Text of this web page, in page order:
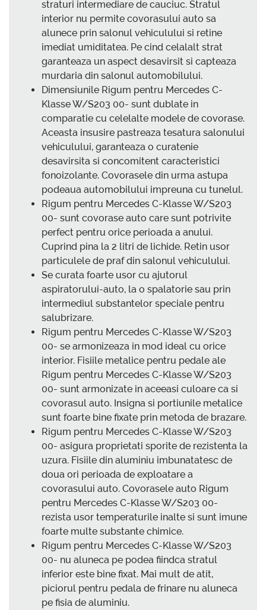
straturi intermediare de cauciuc. Stratul
interior nu permite covorasului auto sa
alunece prin salonul vehiculului si retine
imediat umiditatea. Pe cind celalalt strat
garanteaza un aspect desavirsit si capteaza
murdaria din salonul automobilului.
Dimensiunile Rigum pentru Mercedes C-
Klasse W/S203 00- sunt dublate in
comparatie cu celelalte modele de covorase.
Aceasta insusire pastreaza tesatura salonului
vehiculului, garanteaza o curatenie
desavirsita si concomitent caracteristici
fonoizolante. Covorasele din urma astupa
podeaua automobilului impreuna cu tunelul.
Rigum pentru Mercedes C-Klasse W/S203
00- sunt covorase auto care sunt potrivite
perfect pentru orice perioada a anului.
Cuprind pina la 2 litri de lichide. Retin usor
particulele de praf din salonul vehiculului.
Se curata foarte usor cu ajutorul
aspiratorului-auto, la o spalatorie sau prin
intermediul substantelor speciale pentru
salubrizare.
Rigum pentru Mercedes C-Klasse W/S203
00- se armonizeaza in mod ideal cu orice
interior. Fisiile metalice pentru pedale ale
Rigum pentru Mercedes C-Klasse W/S203
00- sunt armonizate in aceeasi culoare ca si
covorasul auto. Insigna si portiunile metalice
sunt foarte bine fixate prin metoda de brazare.
Rigum pentru Mercedes C-Klasse W/S203
00- asigura proprietati sporite de rezistenta la
uzura. Fisiile din aluminiu imbunatatesc de
doua ori perioada de exploatare a
covorasului auto. Covorasele auto Rigum
pentru Mercedes C-Klasse W/S203 00-
rezista usor temperaturile inalte si sunt imune
foarte multe substante chimice.
Rigum pentru Mercedes C-Klasse W/S203
00- nu aluneca pe podea fiindca stratul
inferior este bine fixat. Mai mult de atit,
piciorul pentru pedala de frinare nu aluneca
pe fisia de aluminiu.